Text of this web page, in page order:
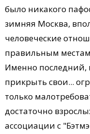
было никакого
зимняя Москва,
человеческие
правильным
Именно последний,
прикрыть свои...
только
достаточно
ассоциации с